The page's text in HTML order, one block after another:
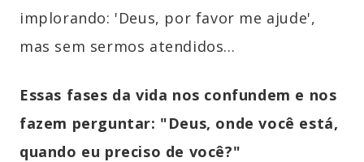
implorando: 'Deus, por favor me ajude',
mas sem sermos atendidos...
Essas fases da vida nos confundem e nos
fazem perguntar: "Deus, onde você está,
quando eu preciso de você?"